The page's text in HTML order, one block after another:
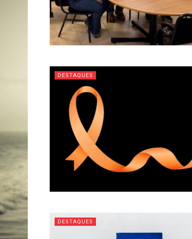
DESTAQUES
DESTAQUES